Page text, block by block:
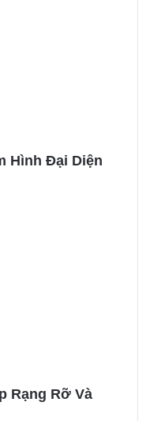
Hình Đại Diện
Rạng Rỡ Và